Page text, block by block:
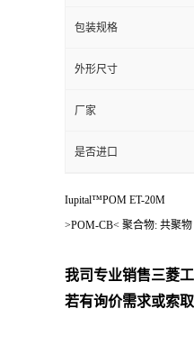
包装规格
外形尺寸
厂家
是否进口
Iupital™POM ET-20M
>POM-CB< 聚合物: 共聚
我司专业销售三菱
若有询价需求或索